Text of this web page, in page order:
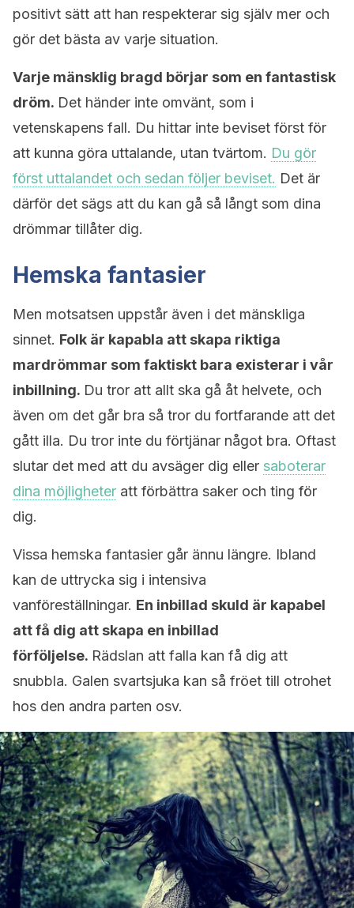
positivt sätt att han respekterar sig själv mer och
gör det bästa av varje situation.
Varje mänsklig bragd börjar som en fantastisk
dröm. Det händer inte omvänt, som i
vetenskapens fall. Du hittar inte beviset först för
att kunna göra uttalande, utan tvärtom. Du gör
först uttalandet och sedan följer beviset. Det är
därför det sägs att du kan gå så långt som dina
drömmar tillåter dig.
Hemska fantasier
Men motsatsen uppstår även i det mänskliga
sinnet. Folk är kapabla att skapa riktiga
mardrömmar som faktiskt bara existerar i vår
inbillning. Du tror att allt ska gå åt helvete, och
även om det går bra så tror du fortfarande att det
gått illa. Du tror inte du förtjänar något bra. Oftast
slutar det med att du avsäger dig eller saboterar
dina möjligheter att förbättra saker och ting för
dig.
Vissa hemska fantasier går ännu längre. Ibland
kan de uttrycka sig i intensiva
vanföreställningar. En inbillad skuld är kapabel
att få dig att skapa en inbillad
förföljelse. Rädslan att falla kan få dig att
snubbla. Galen svartsjuka kan så fröet till otrohet
hos den andra parten osv.